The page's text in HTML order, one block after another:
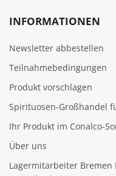
INFORMATIONEN
Newsletter abbestellen
Teilnahmebedingungen
Produkt vorschlagen
Spirituosen-Großhandel
Ihr Produkt im Conalco-
Über uns
Lagermitarbeiter Bremen